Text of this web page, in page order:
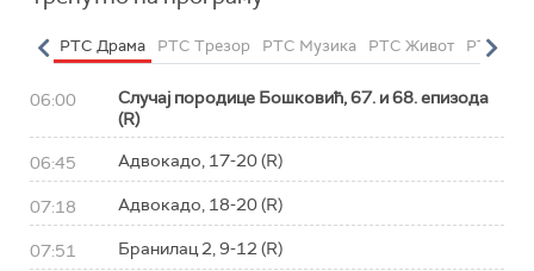
РТС Драма РТС Трезор РТС Музика РТС Живот РТС
06:00
Случај породице Бошковић, 67. и 68. епизода
(R)
06:45 Адвокадо, 17-20 (R)
07:18 Адвокадо, 18-20 (R)
07:51 Бранилац 2, 9-12 (R)